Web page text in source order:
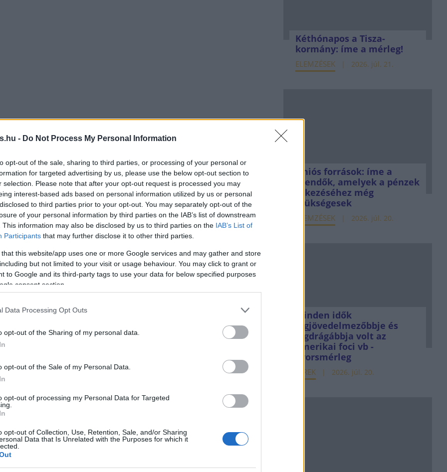
- Do Not Process My Personal Information
opt-out of the sale, sharing to third parties, or processing of your personal or
for targeted advertising by us, please use the below opt-out section to
selection. Please note that after your opt-out request is processed you may
interest-based ads based on personal information utilized by us or personal
to third parties prior to your opt-out. You may separately opt-out of the
of your personal information by third parties on the IAB’s list of downstream
This information may also be disclosed by us to third parties on the IAB’s List of
Participants that may further disclose it to other third parties.
that this website/app uses one or more Google services and may gather and store
but not limited to your visit or usage behaviour. You may click to grant or
to Google and its third-party tags to use your data for below specified purposes
consent section.
Data Processing Opt Outs
opt-out of the Sharing of my personal data.
opt-out of the Sale of my Personal Data.
opt-out of processing my Personal Data for Targeted
opt-out of Collection, Use, Retention, Sale, and/or Sharing
Data that Is Unrelated with the Purposes for which it
Kéthónapos a Tisza-
kormány: íme a mérleg!
ELEMZÉSEK 2026. júl. 21.
Uniós források: íme a
teendők, amelyek a pénzek
érkezéséhez még
szükségesek
ELEMZÉSEK 2026. júl. 20.
Minden idők
legjövedelmezőbbje és
legdrágábbja volt az
amerikai foci vb -
gyorsmérleg
HÍREK 2026. júl. 20.